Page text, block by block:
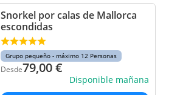
Snorkel por calas de Mallorca
escondidas
Grupo pequeño - máximo 12 Personas
Desde79,00€
Disponible mañana